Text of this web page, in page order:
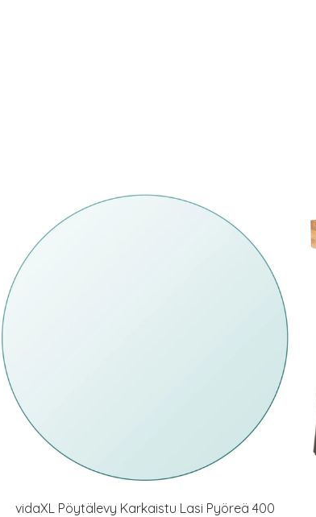
vidaXL Pöytälevy Karkaistu Lasi Pyöreä 400